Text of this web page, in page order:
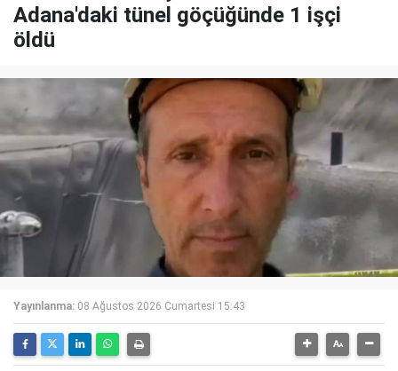
Adana'daki tünel göçüğünde 1 işçi
öldü
Yayınlanma: 08 Ağustos 2026 Cumartesi 15:43